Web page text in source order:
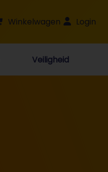
Winkelwagen Login
Veiligheid